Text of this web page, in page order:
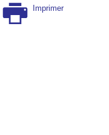
Imprimer